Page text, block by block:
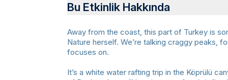
Bu Etkinlik Hakkında
Away from the coast, this part of Turkey is
Nature herself. We’re talking craggy peaks,
focuses on.
It’s a white water rafting trip in the Köprülü